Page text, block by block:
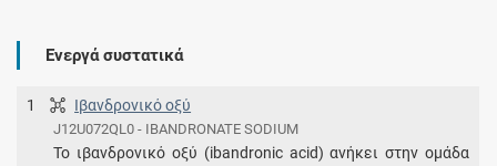
Ενεργά συστατικά
1 Ιβανδρονικό οξύ
J12U072QL0 - IBANDRONATE SODIUM
Το ιβανδρονικό οξύ (ibandronic acid) ανήκει στην ομάδα